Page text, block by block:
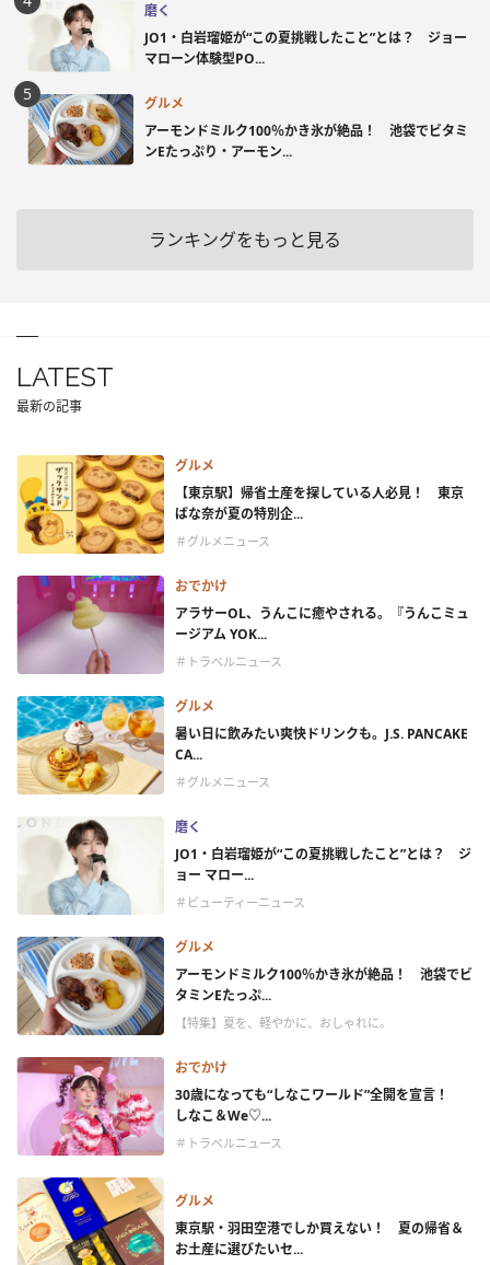
磨く
JO1・白岩瑠姫が“この夏挑戦したこと”とは？ ジョー
マローン体験型PO...
グルメ
アーモンドミルク100％かき氷が絶品！ 池袋でビタミ
ンEたっぷり・アーモン...
ランキングをもっと見る
LATEST
最新の記事
グルメ
【東京駅】帰省土産を探している人必見！ 東京
ばな奈が夏の特別企...
＃グルメニュース
おでかけ
アラサーOL、うんこに癒やされる。『うんこミュ
ージアム YOK...
＃トラベルニュース
グルメ
暑い日に飲みたい爽快ドリンクも。J.S. PANCAKE
CA...
＃グルメニュース
磨く
JO1・白岩瑠姫が“この夏挑戦したこと”とは？ ジ
ョー マロー...
＃ビューティーニュース
グルメ
アーモンドミルク100％かき氷が絶品！ 池袋でビ
タミンEたっぷ...
【特集】夏を、軽やかに、おしゃれに。
おでかけ
30歳になっても“しなこワールド”全開を宣言！
しなこ＆We♡...
＃トラベルニュース
グルメ
東京駅・羽田空港でしか買えない！ 夏の帰省＆
お土産に選びたいセ...